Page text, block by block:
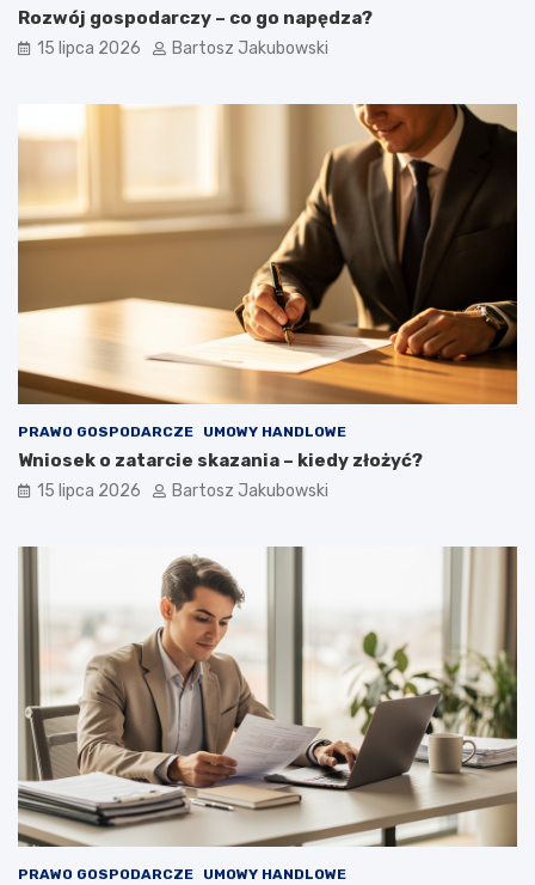
Rozwój gospodarczy – co go napędza?
15 lipca 2026 Bartosz Jakubowski
PRAWO GOSPODARCZE UMOWY HANDLOWE
Wniosek o zatarcie skazania – kiedy złożyć?
15 lipca 2026 Bartosz Jakubowski
PRAWO GOSPODARCZE UMOWY HANDLOWE